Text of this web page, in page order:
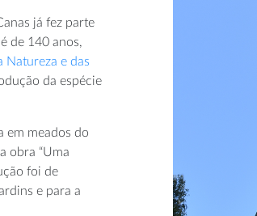
já fez parte
de 140 anos,
Natureza e das
da espécie
em meados do
obra “Uma
foi de
e para a